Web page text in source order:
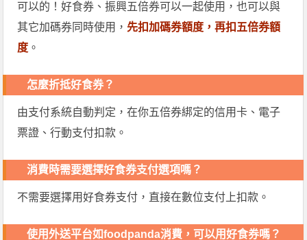
可以的！好食券、振興五倍券可以一起使用，也可以與
其它加碼券同時使用， 先扣加碼券額度，再扣五倍券額
度 。
怎麼折抵好食券？
由支付系統自動判定，在你五倍券綁定的信用卡、電子
票證、行動支付扣款。
消費時需要選擇好食券支付選項嗎？
不需要選擇用好食券支付，直接在數位支付上扣款。
使用外送平台如foodpanda消費，可以用好食券嗎？